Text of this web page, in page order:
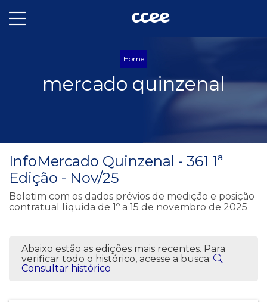
Home
mercado quinzenal
InfoMercado Quinzenal - 361 1ª
Edição - Nov/25
Boletim com os dados prévios de medição e posição
contratual líquida de 1º a 15 de novembro de 2025
Abaixo estão as edições mais recentes. Para
verificar todo o histórico, acesse a busca:
Consultar histórico